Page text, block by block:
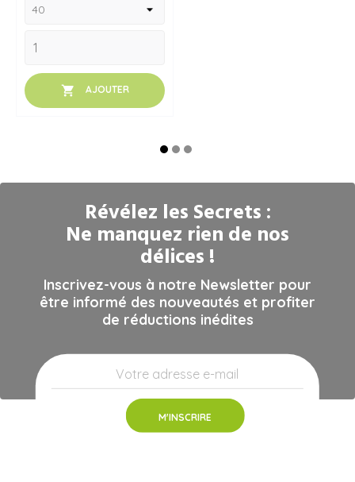
 AJOUTER
Révélez les Secrets :
Ne manquez rien de nos
délices !
Inscrivez-vous à notre Newsletter pour
être informé des nouveautés et profiter
de réductions inédites